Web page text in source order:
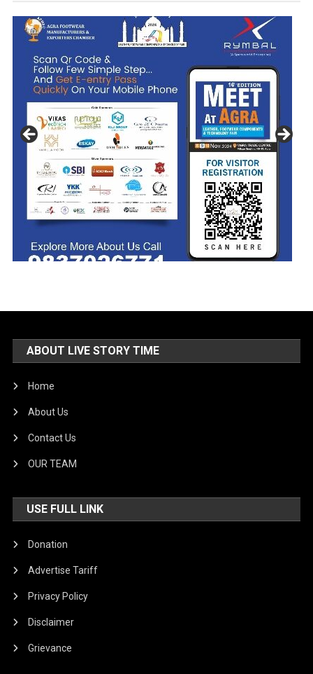
ABOUT LIVE STORY TIME
Home
About Us
Contact Us
OUR TEAM
USE FULL LINK
Donation
Advertise Tariff
Privacy Policy
Disclaimer
Grievance